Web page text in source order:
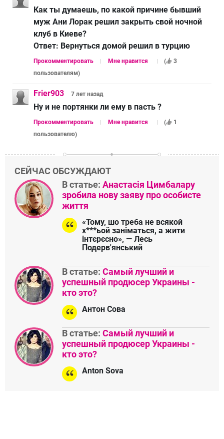
Как ты думаешь, по какой причине бывший
муж Ани Лорак решил закрыть свой ночной
клуб в Киеве?
Ответ: Вернуться домой решил в турцию
Прокомментировать Мне нравится (
3
пользователям)
Frier903 7 лет назад
Ну и не портянки ли ему в пасть ?
Прокомментировать Мне нравится (
1
пользователю)
СЕЙЧАС ОБСУЖДАЮТ
В статье: Анастасія Цимбалару
зробила нову заяву про особисте
життя
«Тому, шо треба не всякой
х***ьой заніматься, а жити
інтєрєсно», — Лесь
Подерв'янський
В статье: Самый лучший и
успешный продюсер Украины -
кто это?
Антон Сова
В статье: Самый лучший и
успешный продюсер Украины -
кто это?
Anton Sova